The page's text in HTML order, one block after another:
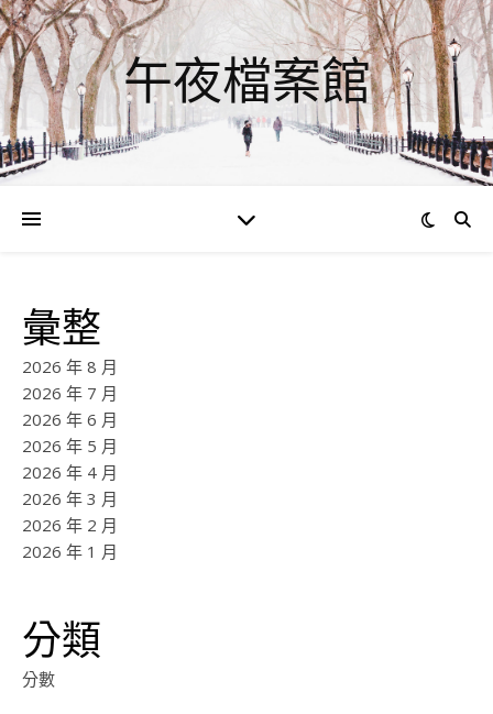
午夜檔案館
彙整
2026 年 8 月
2026 年 7 月
2026 年 6 月
2026 年 5 月
2026 年 4 月
2026 年 3 月
2026 年 2 月
2026 年 1 月
分類
分數